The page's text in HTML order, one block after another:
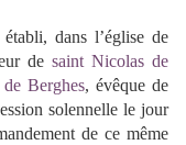
dans l’église de
desaint Nicolas de
Berghes, évêque de
solennelle le jour
de ce même